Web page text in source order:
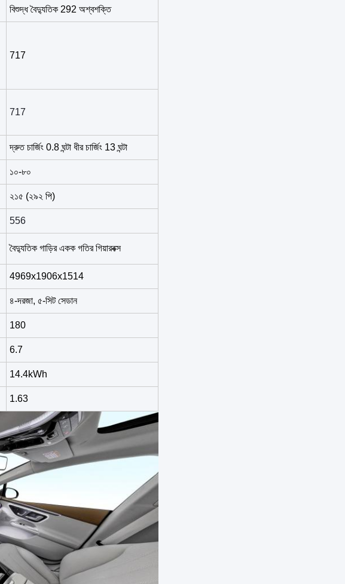
বিশুদ্ধ বৈদ্যুতিক 292 অশ্বশক্তি
717
717
দ্রুত চার্জিং 0.8 ঘন্টা ধীর চার্জিং 13 ঘন্টা
১০-৮০
২১৫ (২৯২ পি)
556
বৈদ্যুতিক গাড়ির একক গতির গিয়ারবক্স
4969x1906x1514
৪-দরজা, ৫-সিট সেডান
180
6.7
14.4kWh
1.63